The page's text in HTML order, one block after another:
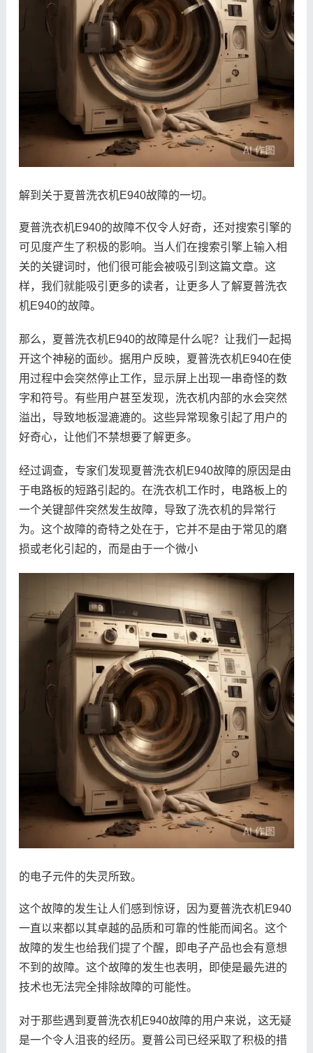
解到关于夏普洗衣机E940故障的一切。
夏普洗衣机E940的故障不仅令人好奇，还对搜索引擎的
可见度产生了积极的影响。当人们在搜索引擎上输入相
关的关键词时，他们很可能会被吸引到这篇文章。这
样，我们就能吸引更多的读者，让更多人了解夏普洗衣
机E940的故障。
那么，夏普洗衣机E940的故障是什么呢？让我们一起揭
开这个神秘的面纱。据用户反映，夏普洗衣机E940在使
用过程中会突然停止工作，显示屏上出现一串奇怪的数
字和符号。有些用户甚至发现，洗衣机内部的水会突然
溢出，导致地板湿漉漉的。这些异常现象引起了用户的
好奇心，让他们不禁想要了解更多。
经过调查，专家们发现夏普洗衣机E940故障的原因是由
于电路板的短路引起的。在洗衣机工作时，电路板上的
一个关键部件突然发生故障，导致了洗衣机的异常行
为。这个故障的奇特之处在于，它并不是由于常见的磨
损或老化引起的，而是由于一个微小
的电子元件的失灵所致。
这个故障的发生让人们感到惊讶，因为夏普洗衣机E940
一直以来都以其卓越的品质和可靠的性能而闻名。这个
故障的发生也给我们提了个醒，即电子产品也会有意想
不到的故障。这个故障的发生也表明，即使是最先进的
技术也无法完全排除故障的可能性。
对于那些遇到夏普洗衣机E940故障的用户来说，这无疑
是一个令人沮丧的经历。夏普公司已经采取了积极的措